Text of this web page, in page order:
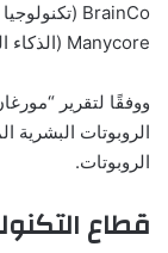
BrainCo (تكنولوجيا مستلهمة من Neuralink)
Manycore (الذكاء المكاني)
الروبوتات.
قطاع